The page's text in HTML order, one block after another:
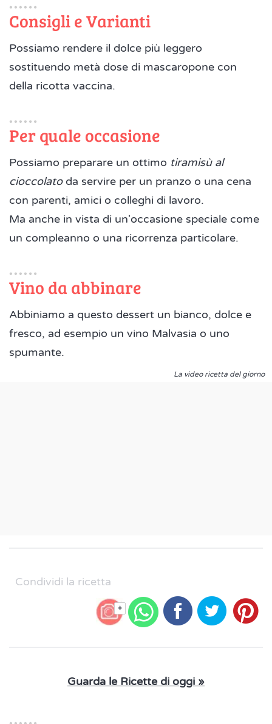
Consigli e Varianti
Possiamo rendere il dolce più leggero
sostituendo metà dose di mascaropone con
della ricotta vaccina.
Per quale occasione
Possiamo preparare un ottimo tiramisù al
cioccolatoda servire per un pranzo o una cena
con parenti, amici o colleghi di lavoro.
Ma anche in vista di un'occasione speciale come
un compleanno o una ricorrenza particolare.
Vino da abbinare
Abbiniamo a questo dessert un bianco, dolce e
fresco, ad esempio un vino Malvasia o uno
spumante.
La video ricetta del giorno
Condividi la ricetta
+
Guarda le Ricette di oggi »